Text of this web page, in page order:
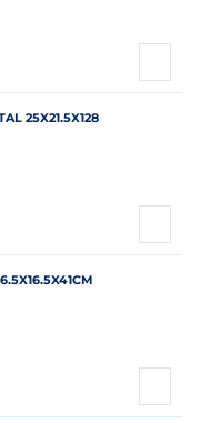
25X21.5X128